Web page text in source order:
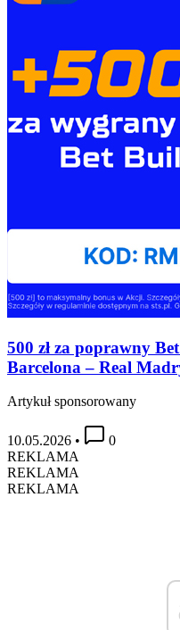
500 zł za poprawny
Barcelona – Real
Artykuł sponsorowany
10.05.2026 •
0
REKLAMA
REKLAMA
REKLAMA